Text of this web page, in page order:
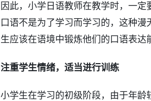
因此，小学日语教师在教学时，一
口语不是为了学习而学习的，这种
生应该在语境中锻炼他们的口语表达
注重学生情绪，适当进行训练
小学生在学习的初级阶段，由于年